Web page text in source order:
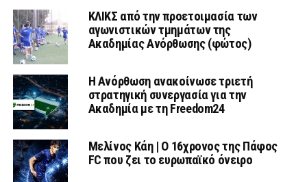
ΚΛΙΚΣ από την προετοιμασία των
αγωνιστικών τμημάτων της
Ακαδημίας Ανόρθωσης (φώτος)
Η Ανόρθωση ανακοίνωσε τριετή
στρατηγική συνεργασία για την
Ακαδημία με τη Freedom24
Μελίνος Κάη | Ο 16χρονος της Πάφος
FC που ζει το ευρωπαϊκό όνειρο